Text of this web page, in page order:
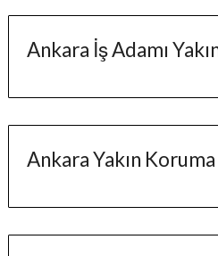
Ankara İş Adamı
Ankara Yakın Koruma